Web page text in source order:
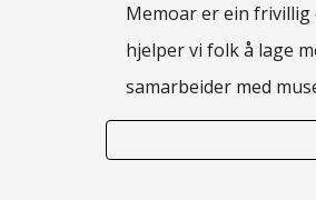
Memoar er ein
hjelper vi folk å lage
samarbeider med